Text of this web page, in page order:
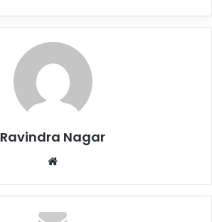
Ravindra Nagar
Website